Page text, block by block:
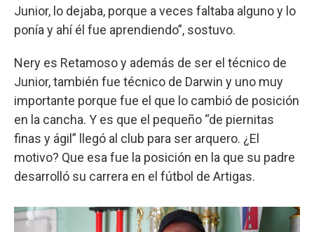
Junior, lo dejaba, porque a veces faltaba alguno y lo
ponía y ahí él fue aprendiendo”, sostuvo.
Nery es Retamoso y además de ser el técnico de
Junior, también fue técnico de Darwin y uno muy
importante porque fue el que lo cambió de posición
en la cancha. Y es que el pequeño “de piernitas
finas y ágil” llegó al club para ser arquero. ¿El
motivo? Que esa fue la posición en la que su padre
desarrolló su carrera en el fútbol de Artigas.